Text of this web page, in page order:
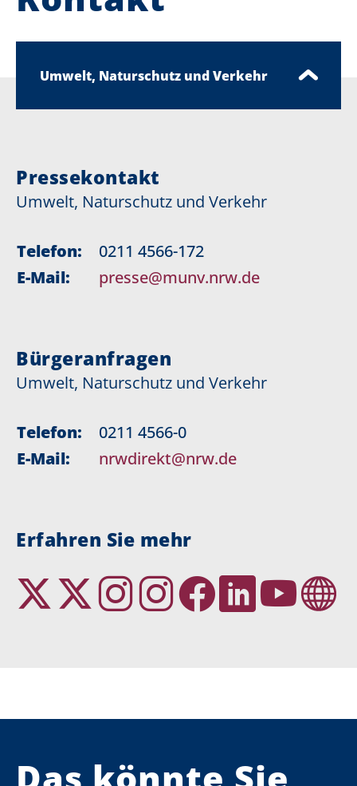
Umwelt, Naturschutz und Verkehr
Pressekontakt
Umwelt, Naturschutz und Verkehr
Telefon:
0211 4566-172
E-Mail:
presse@munv.nrw.de
Bürgeranfragen
Umwelt, Naturschutz und Verkehr
Telefon:
0211 4566-0
E-Mail:
nrwdirekt@nrw.de
Erfahren Sie mehr